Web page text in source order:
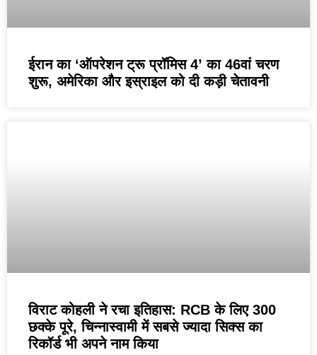
ईरान का ‘ऑपरेशन ट्रू प्रॉमिस 4’ का 46वां चरण
शुरू, अमेरिका और इस्राइल को दी कड़ी चेतावनी
विराट कोहली ने रचा इतिहास: RCB के लिए 300
छक्के पूरे, चिन्नास्वामी में सबसे ज्यादा सिक्स का
रिकॉर्ड भी अपने नाम किया